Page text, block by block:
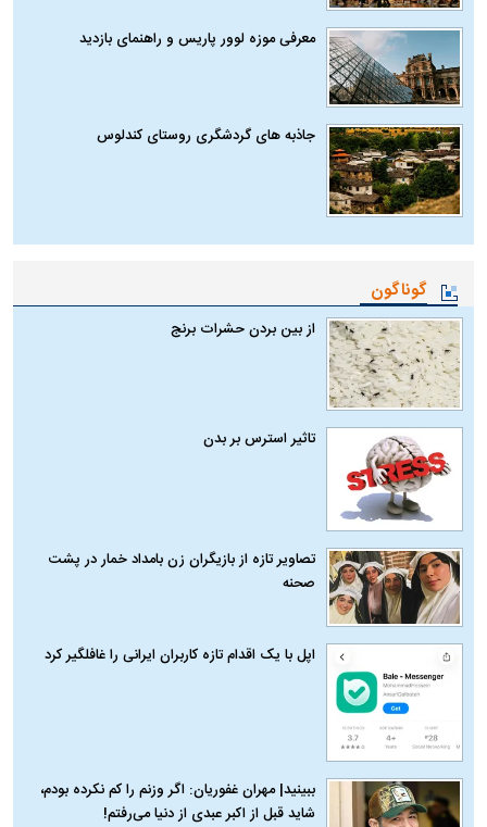
معرفی موزه لوور پاریس و راهنمای بازدید
جاذبه های گردشگری روستای کندلوس
گوناگون
از بین بردن حشرات برنج
تاثیر استرس بر بدن
تصاویر تازه از بازیگران زن بامداد خمار در پشت
صحنه
اپل با یک اقدام تازه کاربران ایرانی را غافلگیر کرد
ببینید| مهران غفوریان: اگر وزنم را کم نکرده بودم،
شاید قبل از اکبر عبدی از دنیا می‌رفتم!